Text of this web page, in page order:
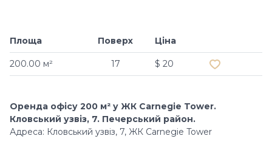
Площа
200.00 м²
Поверх
17
Ціна
$ 20
Оренда офісу 200 м² у ЖК Carnegie Tower.
Кловський узвіз, 7. Печерський район.
Адреса: Кловський узвіз, 7, ЖК Carnegie Tower